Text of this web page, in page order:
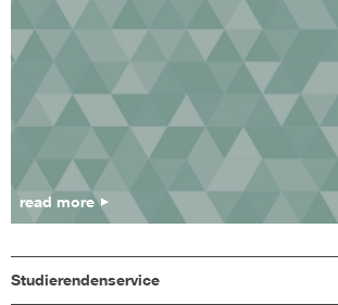
read more
Studierendenservice